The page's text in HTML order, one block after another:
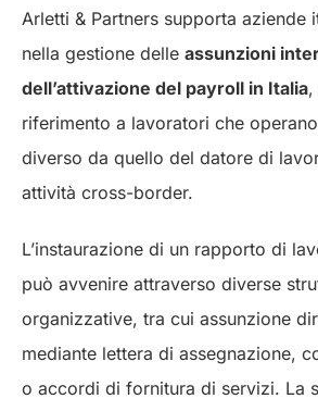
Arletti & Partners supporta aziende
nella gestione delle assunzioni
dell’attivazione del payroll in Italia,
riferimento a lavoratori che
diverso da quello del datore di
attività cross-border.
L’instaurazione di un rapporto di
può avvenire attraverso diverse
organizzative, tra cui assunzione
mediante lettera di assegnazione,
o accordi di fornitura di servizi. La